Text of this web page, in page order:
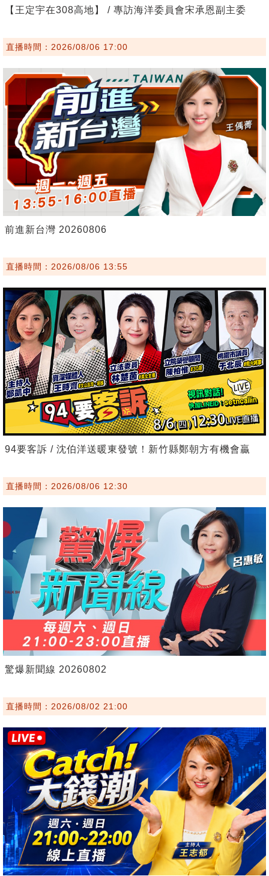
【王定宇在308高地】 / 專訪海洋委員會宋承恩副主委
直播時間：2026/08/06 17:00
前進新台灣 20260806
直播時間：2026/08/06 13:55
94要客訴 / 沈伯洋送暖東發號！新竹縣鄭朝方有機會贏
直播時間：2026/08/06 12:30
驚爆新聞線 20260802
直播時間：2026/08/02 21:00